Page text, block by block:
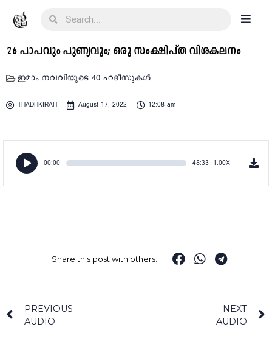
26 പാപവും പുണ്യവും; ഒരു സംക്ഷിപ്ത വിശകലനം
ഇമാം നവവിയുടെ 40 ഹദീസുകൾ
THADHKIRAH August 17, 2022 12:08 am
Audio
Player
00:00 48:33 1.00X
Share this post with others:
PREVIOUS
AUDIO
NEXT
AUDIO